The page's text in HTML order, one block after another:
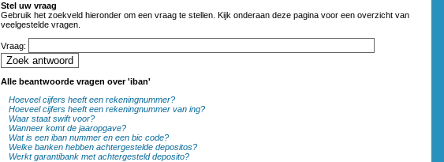
Stel uw vraag
Gebruik het zoekveld hieronder om een vraag te stellen. Kijk onderaan deze pagina voor een overzicht van
veelgestelde vragen.
Vraag:
Alle beantwoorde vragen over 'iban'
Hoeveel cijfers heeft een rekeningnummer?
Hoeveel cijfers heeft een rekeningnummer van ing?
Waar staat swift voor?
Wanneer komt de jaaropgave?
Wat is een iban nummer en een bic code?
Welke banken hebben achtergestelde depositos?
Werkt garantibank met achtergesteld deposito?